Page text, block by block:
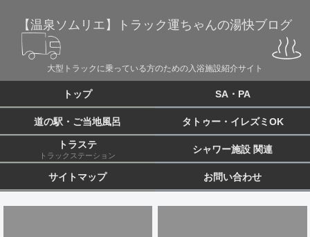
【温泉ソムリエ】トラック運ちゃんの湯快ブログ
大型トラックに乗っている方のための入浴施設紹介サイト
トップ SA・PA
道の駅・ご当地風呂 タトゥー・イレズミOK
トラステ
トラックステーション
シャワー施設 関連
サイトマップ お問い合わせ